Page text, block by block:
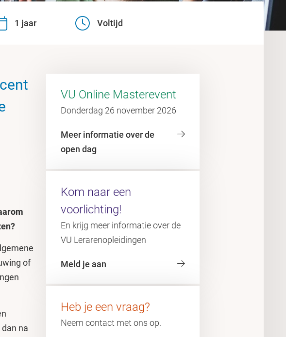
1 jaar Voltijd
of
na
VU Online Masterevent
Donderdag 26 november 2026
Meer informatie over de
open dag
Kom naar een
voorlichting!
En krijg meer informatie over de
VU Lerarenopleidingen
Meld je aan
Heb je een vraag?
Neem contact met ons op.